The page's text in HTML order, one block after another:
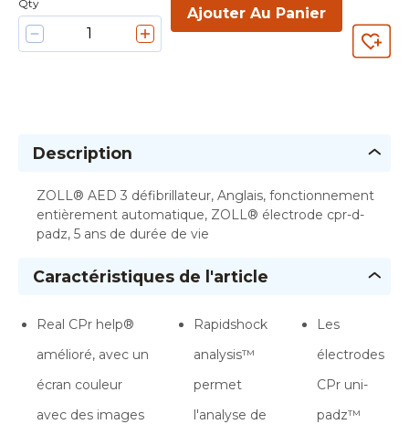
Qty
Ajouter Au Panier
Description
ZOLL® AED 3 défibrillateur, Anglais, fonctionnement
entièrement automatique, ZOLL® électrode cpr-d-
padz, 5 ans de durée de vie
Caractéristiques de l'article
Real CPr help®
amélioré, avec un
écran couleur
avec des images
Rapidshock
analysis™
permet
l'analyse de
Les
électrodes
CPr uni-
padz™